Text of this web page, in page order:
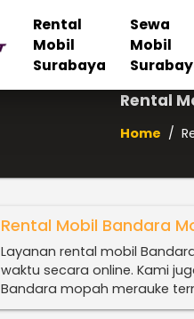
Rental
Mobil
Surabaya
Sewa
Mobil
Rental
Home /
Rental Mobil Bandara
Layanan rental mobil
waktu secara online. Kami
Bandara mopah merauke